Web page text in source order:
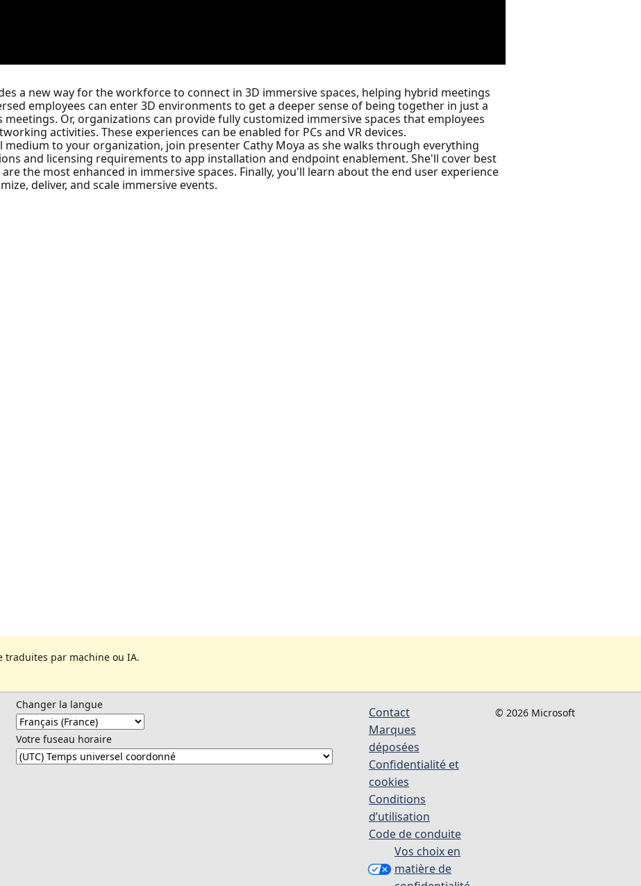
a new way for the workforce to connect in 3D immersive spaces, helping hybrid meetings
employees can enter 3D environments to get a deeper sense of being together in just a
Or, organizations can provide fully customized immersive spaces that employees
activities. These experiences can be enabled for PCs and VR devices.
to your organization, join presenter Cathy Moya as she walks through everything
and licensing requirements to app installation and endpoint enablement. She'll cover best
the most enhanced in immersive spaces. Finally, you'll learn about the end user experience
deliver, and scale immersive events.
traduites par machine ou IA.
Changer la langue
Votre fuseau horaire
Contact
Marques
déposées
Confidentialité et
cookies
Conditions
d’utilisation
Code de conduite
Vos choix en
matière de
© 2026 Microsoft